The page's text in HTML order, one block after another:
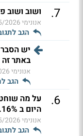
7
. ושוב ושוב
אנונימי22:28
הגב
יש
באתר
אנונימי
הגב
6
.
על מה
היום ב 5.16% בארהב (ל"ת)
אנונימי21:43
הגב